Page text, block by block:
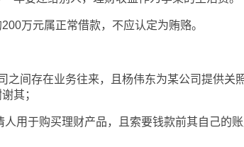
万元属正常借款，不应认定为贿赂。
间存在业务往来，且杨伟东为某公司提供关照
其；
于购买理财产品，且索要钱款前其自己的账